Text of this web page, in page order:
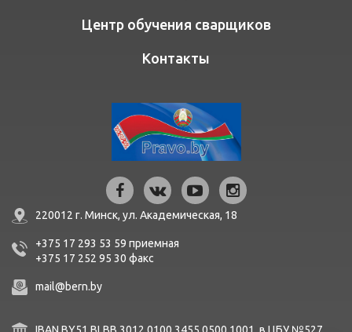
Центр обучения сварщиков
Контакты
220012 г. Минск, ул. Академическая, 18
+375 17 293 53 59 приемная
+375 17 252 95 30 факc
mail@bern.by